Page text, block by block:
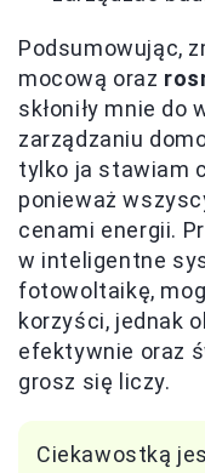
Podsumowując,
mocową oraz
skłoniły mnie
zarządzaniu
tylko ja stawiam
ponieważ
cenami energii.
w inteligentne
fotowoltaikę,
korzyści, jednak
efektywnie oraz
grosz się liczy.
Ciekawostką